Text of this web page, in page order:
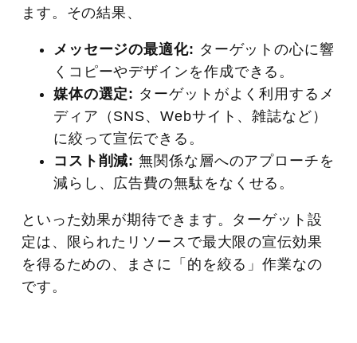
ます。その結果、
メッセージの最適化: ターゲットの心に響
くコピーやデザインを作成できる。
媒体の選定: ターゲットがよく利用するメ
ディア（SNS、Webサイト、雑誌など）
に絞って宣伝できる。
コスト削減: 無関係な層へのアプローチを
減らし、広告費の無駄をなくせる。
といった効果が期待できます。ターゲット設
定は、限られたリソースで最大限の宣伝効果
を得るための、まさに「的を絞る」作業なの
です。